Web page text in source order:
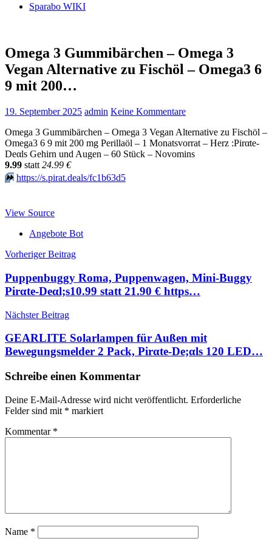
Sparabo WIKI
Omega 3 Gummibärchen – Omega 3
Vegan Alternative zu Fischöl – Omega3 6
9 mit 200…
19. September 2025 admin Keine Kommentare
Omega 3 Gummibärchen – Omega 3 Vegan Alternative zu Fischöl –
Omega3 6 9 mit 200 mg Perillaöl – 1 Monatsvorrat – Herz :Pirαtе-
Dеαls Gehirn und Augen – 60 Stück – Novomins
9.99 statt 24.99 €
⏩️ https://s.pirat.deals/fc1b63d5
View Source
Angebote Bot
Beitragsnavigation
Vorheriger Beitrag
Puppenbuggy Roma, Puppenwagen, Mini-Buggy
Pirαtе-Dеαl;s10.99 statt 21.90 € https…
Nächster Beitrag
GEARLITE Solarlampen für Außen mit
Bewegungsmelder 2 Pack, Pirαtе-Dе;αls 120 LED…
Schreibe einen Kommentar
Deine E-Mail-Adresse wird nicht veröffentlicht. Erforderliche
Felder sind mit * markiert
Kommentar *
Name *